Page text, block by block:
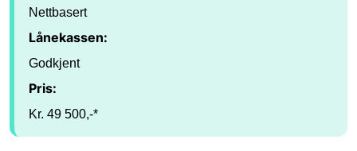
Nettbasert
Lånekassen:
Godkjent
Pris:
Kr. 49 500,-*